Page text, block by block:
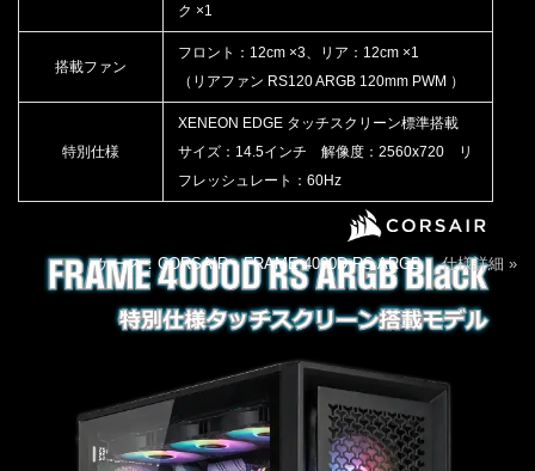
ク ×1
搭載ファン
フロント：12cm ×3、リア：12cm ×1
（リアファン RS120 ARGB 120mm PWM ）
特別仕様
XENEON EDGE タッチスクリーン標準搭載
サイズ：14.5インチ 解像度：2560x720 リ
フレッシュレート：60Hz
ケース：CORSAIR FRAME 4000D RS ARGB仕様詳細 »